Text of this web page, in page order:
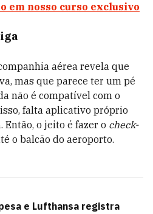
em nosso curso exclusivo
aérea revela que
mas que parece ter um pé
não é compatível com o
falta aplicativo próprio
o jeito é fazer o check-
o balcão do aeroporto.
e Lufthansa registra